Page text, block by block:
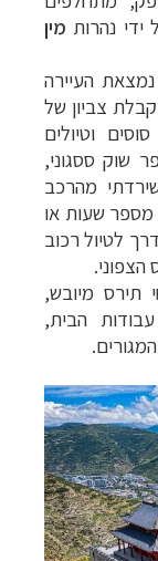
ידי נהרות מין
נמצאת העיירה
צביון של
סוסים וטיולים
שוק ססגוני,
מהרכב
מספר שעות או
לטיולרכוב
הצפוני.
תירס מיובש,
עבודות הבית,
המגורים.
יעדים »
לחצו לפרטים »
לחצו לרשימת